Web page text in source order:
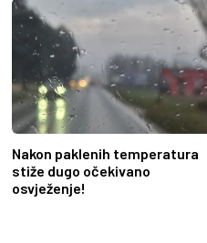
Nakon paklenih temperatura
stiže dugo očekivano
osvježenje!